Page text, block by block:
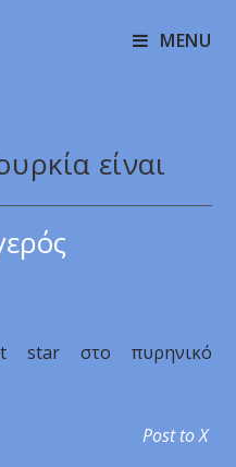
MENU
είναι
star στο πυρηνικό
Post to X